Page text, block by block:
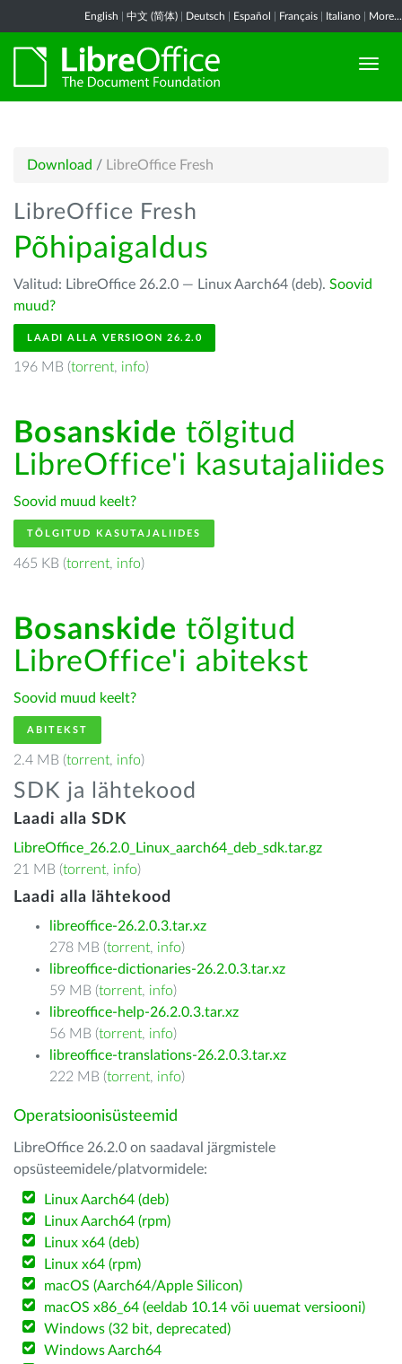
English 中文 (简体) Deutsch Español Français Italiano More...
Download / LibreOffice Fresh
LibreOffice Fresh
Põhipaigaldus
Valitud: LibreOffice 26.2.0 — Linux Aarch64 (deb). Soovid
muud?
LAADI ALLA VERSIOON 26.2.0
196 MB (torrent, info)
Bosanskide tõlgitud
LibreOffice'i kasutajaliides
Soovid muud keelt?
TÕLGITUD KASUTAJALIIDES
465 KB (torrent, info)
Bosanskide tõlgitud
LibreOffice'i abitekst
Soovid muud keelt?
ABITEKST
2.4 MB (torrent, info)
SDK ja lähtekood
Laadi alla SDK
LibreOffice_26.2.0_Linux_aarch64_deb_sdk.tar.gz
21 MB (torrent, info)
Laadi alla lähtekood
libreoffice-26.2.0.3.tar.xz
278 MB (torrent, info)
libreoffice-dictionaries-26.2.0.3.tar.xz
59 MB (torrent, info)
libreoffice-help-26.2.0.3.tar.xz
56 MB (torrent, info)
libreoffice-translations-26.2.0.3.tar.xz
222 MB (torrent, info)
Operatsioonisüsteemid
LibreOffice 26.2.0 on saadaval järgmistele
opsüsteemidele/platvormidele:
Linux Aarch64 (deb)
Linux Aarch64 (rpm)
Linux x64 (deb)
Linux x64 (rpm)
macOS (Aarch64/Apple Silicon)
macOS x86_64 (eeldab 10.14 või uuemat versiooni)
Windows (32 bit, deprecated)
Windows Aarch64